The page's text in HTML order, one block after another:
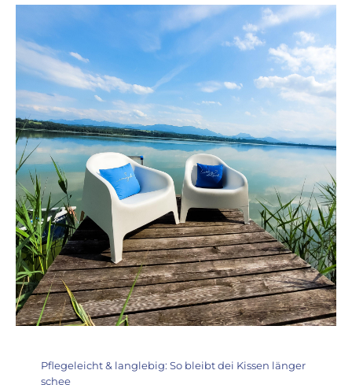
Pflegeleicht & langlebig: So bleibt dei Kissen länger
schee